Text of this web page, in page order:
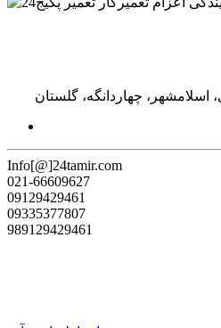
چهاردانگه، گلستان
Info[@]24tamir.com
021-66609627
09129429461
09335377807
989129429461